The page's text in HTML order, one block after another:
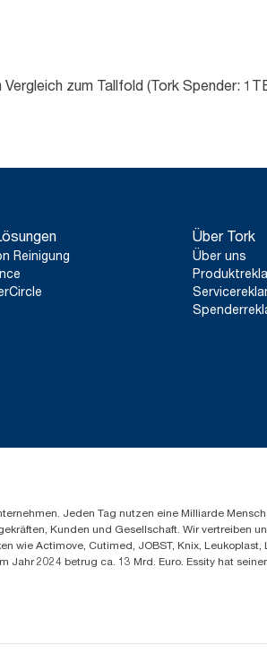
zum Tallfold (Tork Spender:
Reinigung
Über Tork
Über uns
Jeden Tag nutzen eine Milliarde
Kunden und Gesellschaft. Wir vertreiben
wie Actimove, Cutimed, JOBST, Knix,
2024 betrug ca. 13 Mrd. Euro. Essity hat